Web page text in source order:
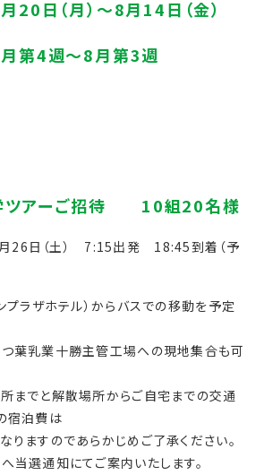
26日（土） 7:15出発 18:45到着（予
ラザホテル）からバスでの移動を予定
葉乳業十勝主管工場への現地集合も可
までと解散場所からご自宅までの交通
宿泊費は
りますのであらかじめご了承ください。
当選通知にてご案内いたします。